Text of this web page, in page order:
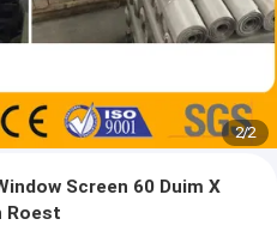
2/2
Screen 60 Duim X
Roest